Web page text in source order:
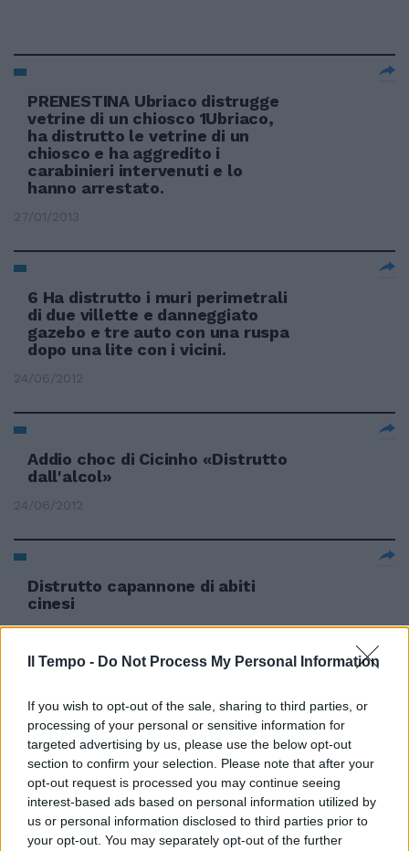
Il Tempo - Do Not Process My Personal Information
If you wish to opt-out of the sale, sharing to third parties, or
processing of your personal or sensitive information for
targeted advertising by us, please use the below opt-out
section to confirm your selection. Please note that after your
opt-out request is processed you may continue seeing
interest-based ads based on personal information utilized by
us or personal information disclosed to third parties prior to
your opt-out. You may separately opt-out of the further
PRENESTINA Ubriaco distrugge
vetrine di un chiosco 1Ubriaco,
ha distrutto le vetrine di un
chiosco e ha aggredito i
carabinieri intervenuti e lo
hanno arrestato.
27/01/2013
6 Ha distrutto i muri perimetrali
di due villette e danneggiato
gazebo e tre auto con una ruspa
dopo una lite con i vicini.
24/06/2012
Addio choc di Cicinho «Distrutto
dall'alcol»
24/06/2012
Distrutto capannone di abiti
cinesi
17/06/2012
7 Il circolo di Sinistra Ecologia
Libertà Villa Gordiani è stato
distrutto da un incendio di
origine dolosa.
12/02/2012